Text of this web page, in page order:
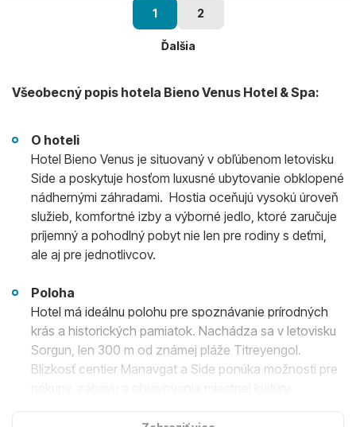
1 2
Ďalšia
Všeobecný popis hotela Bieno Venus Hotel & Spa:
O hoteli
Hotel Bieno Venus je situovaný v obľúbenom letovisku
Side a poskytuje hosťom luxusné ubytovanie obklopené
nádhernými záhradami. Hostia oceňujú vysokú úroveň
služieb, komfortné izby a výborné jedlo, ktoré zaručuje
príjemný a pohodlný pobyt nie len pre rodiny s deťmi,
ale aj pre jednotlivcov.
Poloha
Hotel má ideálnu polohu pre spoznávanie prírodných
krás a historických pamiatok. Nachádza sa v letovisku
Sorgun, len 300 m od známej pláže Titreyengol.
Blízkosť centier Manavgat a Side ponúka možnosti pre